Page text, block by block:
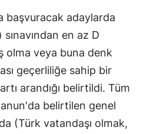
başvuracak adaylarda
en az D
olma veya buna denk
geçerliliğe sahip bir
arandığı belirtildi. Tüm
belirtilen genel
(Türk vatandaşı olmak,